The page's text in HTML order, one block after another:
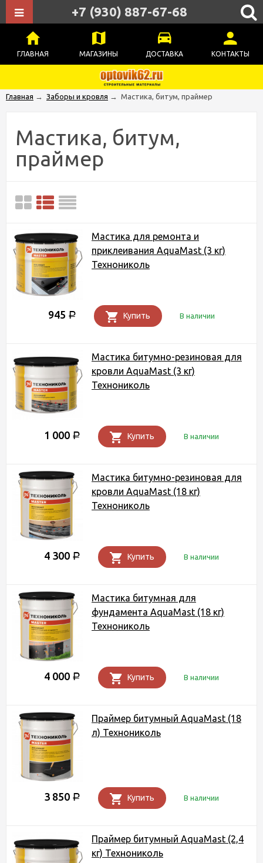
ГЛАВНАЯ МАГАЗИНЫ ДОСТАВКА КОНТАКТЫ
+7 (930) 887-67-68
Главная → Заборы и кровля → Мастика, битум, праймер
Мастика, битум,
праймер
Мастика для ремонта и
приклеивания AquaMast (3 кг)
Технониколь
945 Р Купить В наличии
Мастика битумно-резиновая для
кровли AquaMast (3 кг)
Технониколь
1 000 Р Купить В наличии
Мастика битумно-резиновая для
кровли AquaMast (18 кг)
Технониколь
4 300 Р Купить В наличии
Мастика битумная для
фундамента AquaMast (18 кг)
Технониколь
4 000 Р Купить В наличии
Праймер битумный AquaMast (18
л) Технониколь
3 850 Р Купить В наличии
Праймер битумный AquaMast (2,4
кг) Технониколь